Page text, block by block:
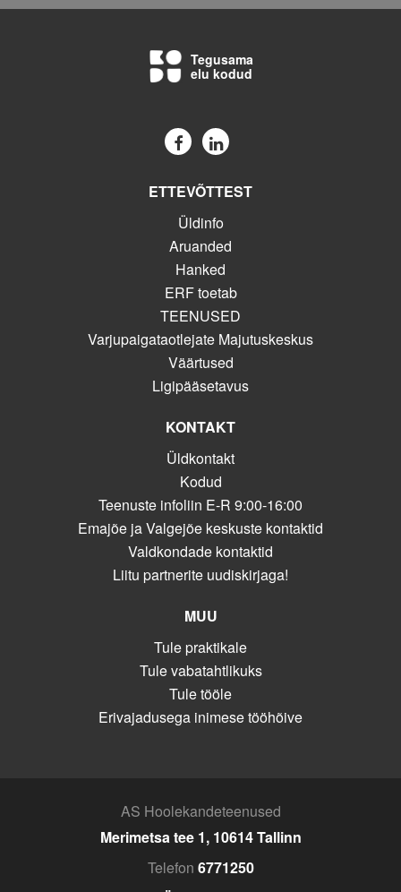
Tegusama
elu kodud
ETTEVÕTTEST
Üldinfo
Aruanded
Hanked
ERF toetab
TEENUSED
Varjupaigataotlejate Majutuskeskus
Väärtused
Ligipääsetavus
KONTAKT
Üldkontakt
Kodud
Teenuste infoliin E-R 9:00-16:00
Emajõe ja Valgejõe keskuste kontaktid
Valdkondade kontaktid
Liitu partnerite uudiskirjaga!
MUU
Tule praktikale
Tule vabatahtlikuks
Tule tööle
Erivajadusega inimese tööhõive
AS Hoolekandeteenused
Merimetsa tee 1, 10614 Tallinn
Telefon 6771250